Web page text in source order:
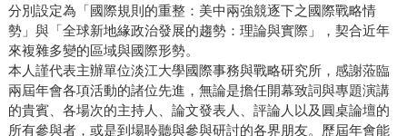
分別設定為「國際規則的重整：美中兩強競逐下之國際戰略情
勢」與「全球新地緣政治發展的趨勢：理論與實際」，契合近年
來複雜多變的區域與國際形勢。
本人謹代表主辦單位淡江大學國際事務與戰略研究所，感謝蒞臨
兩屆年會各項活動的諸位先進，無論是擔任開幕致詞與專題演講
的貴賓、各場次的主持人、論文發表人、評論人以及圓桌論壇的
所有參與者，或是到場聆聽與參與研討的各界朋友。歷屆年會能